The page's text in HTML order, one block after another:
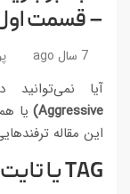
– قسمت
7 سال ago
آیا نمی‌توانید
Aggressive) یا
این مقاله
TAGیا